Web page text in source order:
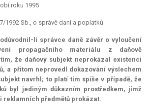
roku 1995
1992 Sb., o správě daní a poplatků
li správce daně závěr o vyloučení
propagačního materiálu z daňově
že daňový subjekt neprokázal existenci
a přitom neprovedl dokazování výslechem
navrhl; to platí tím spíše v případě, že
byl jediným důkazním prostředkem, jímž
reklamních předmětů prokázat.